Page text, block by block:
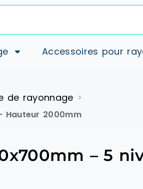
Accessoires pour
de rayonnage >
Hauteur 2000mm
– 5